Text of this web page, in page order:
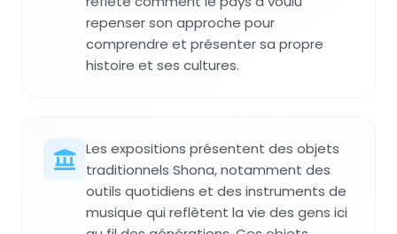
repenser son approche pour
comprendre et présenter sa propre
histoire et ses cultures.
Les expositions présentent des objets
traditionnels Shona, notamment des
outils quotidiens et des instruments de
musique qui reflètent la vie des gens ici